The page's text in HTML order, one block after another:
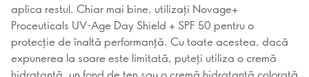
aplica restul. Chiar mai bine, utilizați Novage+
Proceuticals UV-Age Day Shield + SPF 50 pentru o
protecție de înaltă performanță. Cu toate acestea, dacă
expunerea la soare este limitată, puteți utiliza o cremă
hidratantă, un fond de ten sau o cremă hidratantă colorată